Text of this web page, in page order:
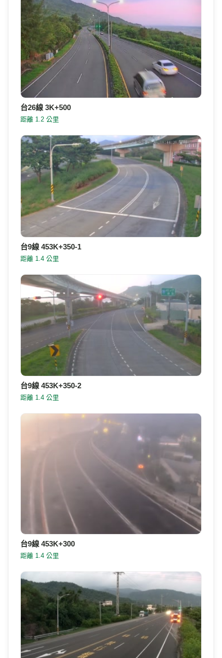
台26線 3K+500
距離 1.2 公里
台9線 453K+350-1
距離 1.4 公里
台9線 453K+350-2
距離 1.4 公里
台9線 453K+300
距離 1.4 公里